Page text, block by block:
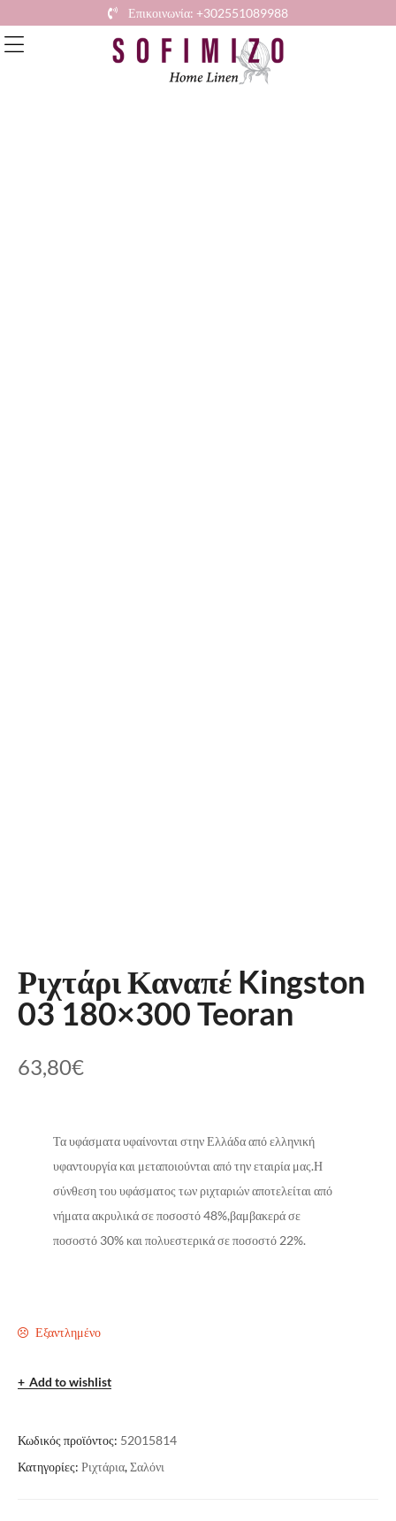
Επικοινωνία: +302551089988
Ριχτάρι Καναπέ Kingston
03 180×300 Teoran
63,80€
Τα υφάσματα υφαίνονται στην Ελλάδα από ελληνική
υφαντουργία και μεταποιούνται από την εταιρία μας.Η
σύνθεση του υφάσματος των ριχταριών αποτελείται από
νήματα ακρυλικά σε ποσοστό 48%,βαμβακερά σε
ποσοστό 30% και πολυεστερικά σε ποσοστό 22%.
Εξαντλημένο
Add to wishlist
Κωδικός προϊόντος: 52015814
Κατηγορίες: Ριχτάρια,Σαλόνι